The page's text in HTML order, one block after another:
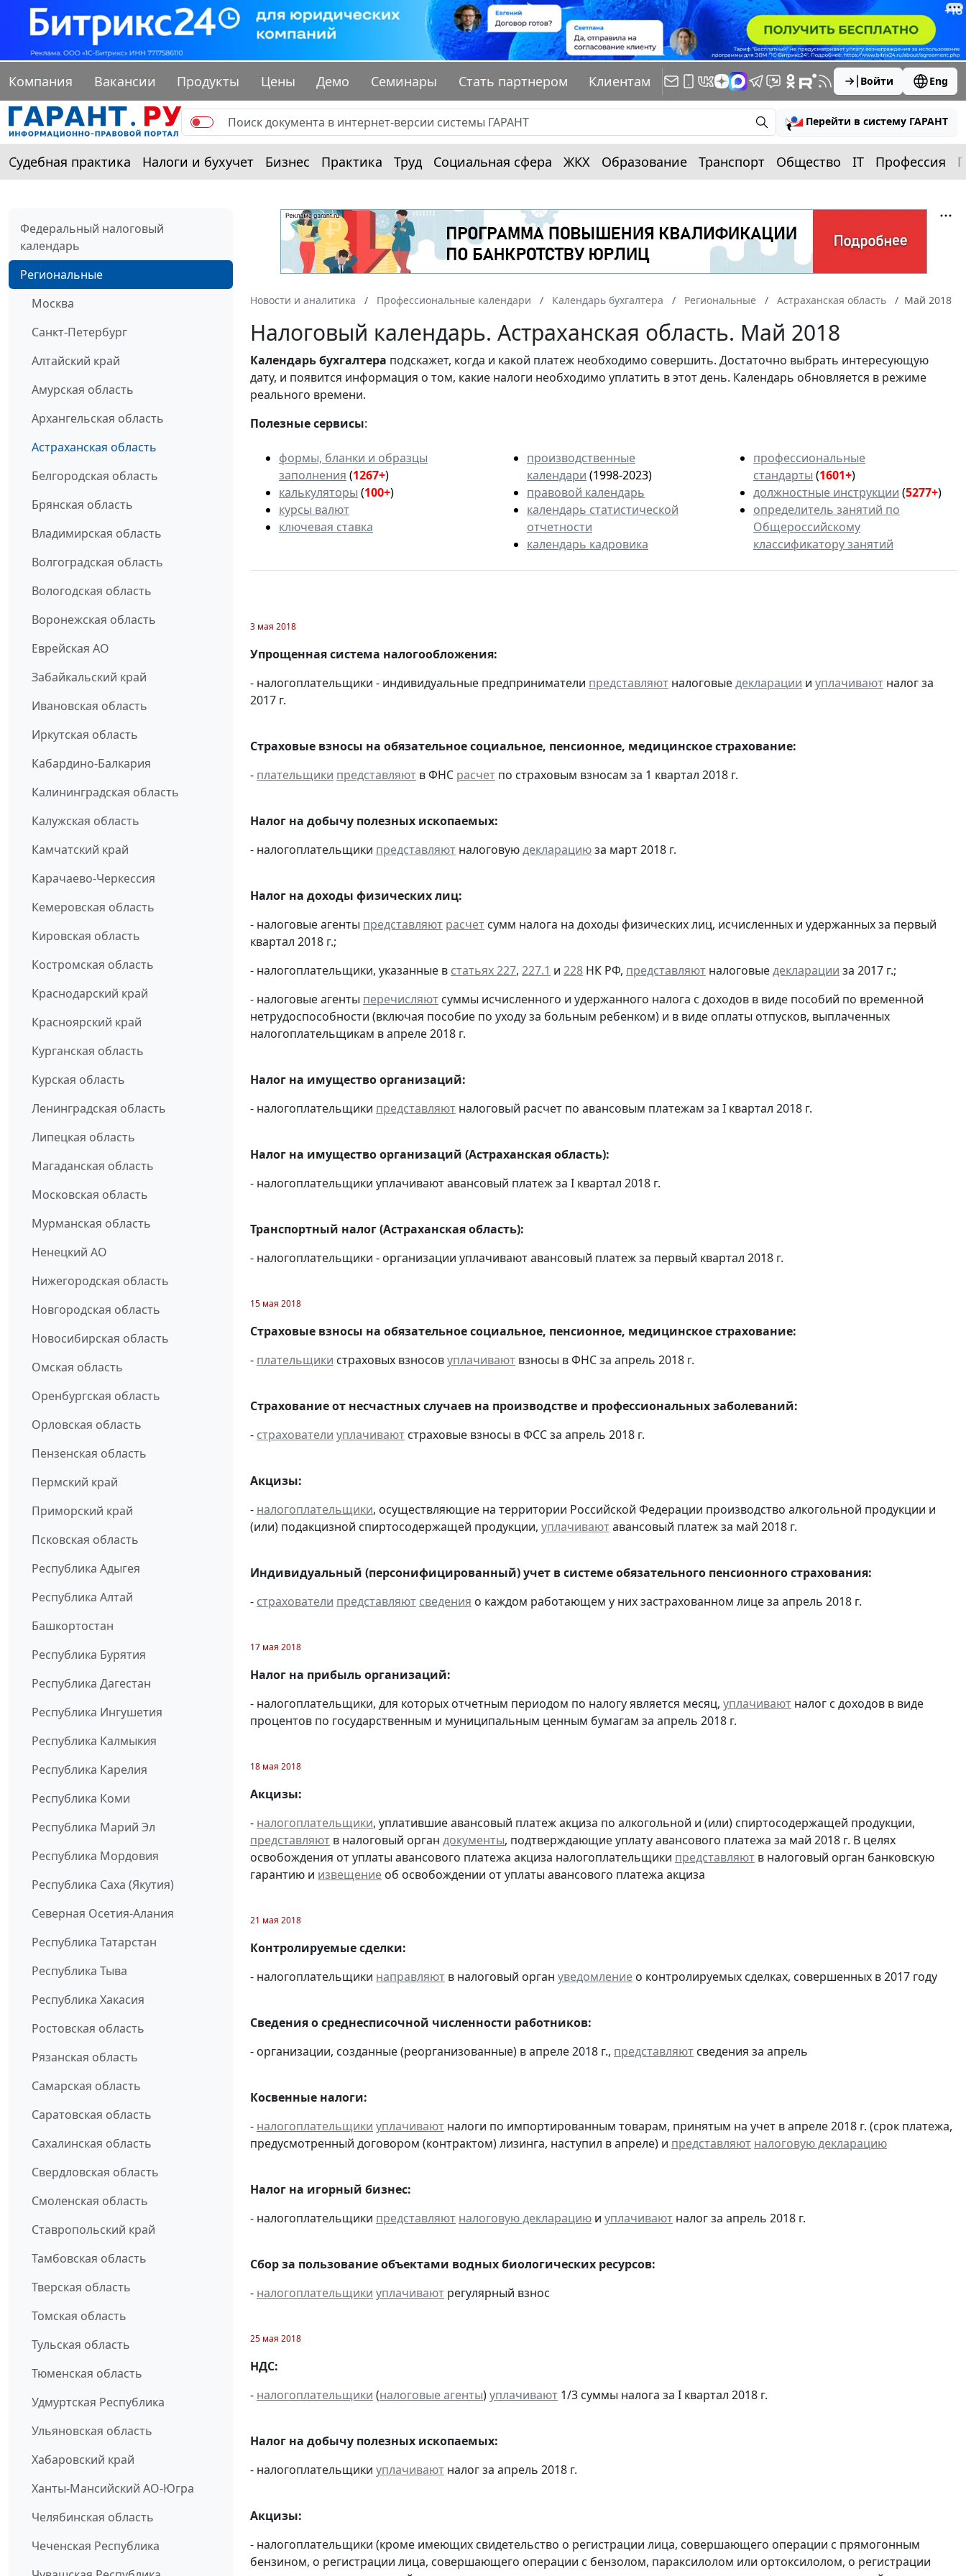
Компания Вакансии Продукты Цены Демо Семинары Стать партнером Клиентам Войти Eng
Перейти в систему ГАРАНТ
Судебная практика Налоги и бухучет Бизнес Практика Труд Социальная сфера ЖКХ Образование Транспорт Общество IT Профессия
Федеральный налоговый
календарь
Региональные
Москва
Санкт-Петербург
Алтайский край
Амурская область
Архангельская область
Астраханская область
Белгородская область
Брянская область
Владимирская область
Волгоградская область
Вологодская область
Воронежская область
Еврейская АО
Забайкальский край
Ивановская область
Иркутская область
Кабардино-Балкария
Калининградская область
Калужская область
Камчатский край
Карачаево-Черкессия
Кемеровская область
Кировская область
Костромская область
Краснодарский край
Красноярский край
Курганская область
Курская область
Ленинградская область
Липецкая область
Магаданская область
Московская область
Мурманская область
Ненецкий АО
Нижегородская область
Новгородская область
Новосибирская область
Омская область
Оренбургская область
Орловская область
Пензенская область
Пермский край
Приморский край
Псковская область
Республика Адыгея
Республика Алтай
Башкортостан
Республика Бурятия
Республика Дагестан
Республика Ингушетия
Республика Калмыкия
Республика Карелия
Республика Коми
Республика Марий Эл
Республика Мордовия
Республика Саха (Якутия)
Северная Осетия-Алания
Республика Татарстан
Республика Тыва
Республика Хакасия
Ростовская область
Рязанская область
Самарская область
Саратовская область
Сахалинская область
Свердловская область
Смоленская область
Ставропольский край
Тамбовская область
Тверская область
Томская область
Тульская область
Тюменская область
Удмуртская Республика
Ульяновская область
Хабаровский край
Ханты-Мансийский АО-Югра
Челябинская область
Чеченская Республика
Новости и аналитика Профессиональные календари Календарь бухгалтера Региональные Астраханская область Май 2018
Налоговый календарь. Астраханская область. Май 2018
Календарьбухгалтера подскажет, когда и какой платеж необходимо совершить. Достаточно выбрать интересующую
дату, и появится информация о том, какие налоги необходимо уплатить в этот день. Календарь обновляется в режиме
реального времени.
Полезные сервисы:
формы, бланки и образцы
заполнения (1267+)
калькуляторы (100+)
курсы валют
ключевая ставка
производственные
календари (1998-2023)
правовой календарь
календарь статистической
отчетности
календарь кадровика
профессиональные
стандарты (1601+)
должностные инструкции (5277+)
определитель занятий по
Общероссийскому
классификатору занятий
3 мая 2018
Упрощенная система налогообложения:
- налогоплательщики - индивидуальные предприниматели представляют налоговыедекларации и уплачивают налог за
2017 г.
Страховые взносы на обязательное социальное, пенсионное, медицинское страхование:
- плательщики представляют в ФНС расчет по страховым взносам за 1 квартал 2018 г.
Налог на добычу полезных ископаемых:
- налогоплательщики представляют налоговуюдекларациюза март 2018 г.
Налог на доходы физических лиц:
- налоговые агенты представляют расчет сумм налога на доходы физических лиц, исчисленных и удержанных за первый
квартал 2018 г.;
- налогоплательщики, указанные в статьях 227, 227.1 и 228 НК РФ, представляют налоговыедекларации за 2017 г.;
- налоговые агенты перечисляют суммы исчисленного и удержанного налога с доходов в виде пособий по временной
нетрудоспособности (включая пособие по уходу за больным ребенком) и в виде оплаты отпусков, выплаченных
налогоплательщикам в апреле 2018 г.
Налог на имущество организаций:
- налогоплательщики представляют налоговый расчет по авансовым платежам за I квартал 2018 г.
Налог на имущество организаций (Астраханская область):
- налогоплательщики уплачивают авансовый платеж за I квартал 2018 г.
Транспортный налог (Астраханская область):
- налогоплательщики - организации уплачивают авансовый платеж за первый квартал 2018 г.
15 мая 2018
Страховые взносы на обязательное социальное, пенсионное, медицинское страхование:
- плательщики страховых взносовуплачивают взносы в ФНС за апрель 2018 г.
Страхование от несчастных случаев на производстве и профессиональных заболеваний:
- страхователи уплачивают страховые взносы в ФСС за апрель 2018 г.
Акцизы:
- налогоплательщики, осуществляющие на территории Российской Федерации производство алкогольной продукции и
(или) подакцизной спиртосодержащей продукции, уплачиваютавансовый платеж за май 2018 г.
Индивидуальный (персонифицированный) учет в системе обязательного пенсионного страхования:
- страхователи представляют сведения о каждом работающем у них застрахованном лице за апрель 2018 г.
17 мая 2018
Налог на прибыль организаций:
- налогоплательщики, для которых отчетным периодом по налогу является месяц, уплачивают налог с доходов в виде
процентов по государственным и муниципальным ценным бумагам за апрель 2018 г.
18 мая 2018
Акцизы:
- налогоплательщики, уплатившие авансовый платеж акциза по алкогольной и (или) спиртосодержащей продукции,
представляют в налоговый орган документы, подтверждающие уплату авансового платежа за май 2018 г. В целях
освобождения от уплаты авансового платежа акциза налогоплательщики представляют в налоговый орган банковскую
гарантию и извещение об освобождении от уплаты авансового платежа акциза
21 мая 2018
Контролируемые сделки:
- налогоплательщики направляют в налоговый орган уведомление о контролируемых сделках, совершенных в 2017 году
Сведения о среднесписочной численности работников:
- организации, созданные (реорганизованные) в апреле 2018 г., представляют сведения за апрель
Косвенные налоги:
- налогоплательщики уплачивают налоги по импортированным товарам, принятым на учет в апреле 2018 г. (срок платежа,
предусмотренный договором (контрактом) лизинга, наступил в апреле) и представляют налоговую декларацию
Налог на игорный бизнес:
- налогоплательщики представляют налоговую декларацию и уплачивают налог за апрель 2018 г.
Сбор за пользование объектами водных биологических ресурсов:
- налогоплательщики уплачивают регулярный взнос
25 мая 2018
НДС:
- налогоплательщики (налоговые агенты)уплачивают 1/3 суммы налога за I квартал 2018 г.
Налог на добычу полезных ископаемых:
- налогоплательщики уплачивают налог за апрель 2018 г.
Акцизы:
- налогоплательщики (кроме имеющих свидетельство о регистрации лица, совершающего операции с прямогонным
бензином, о регистрации лица, совершающего операции с бензолом, параксилолом или ортоксилолом, о регистрации